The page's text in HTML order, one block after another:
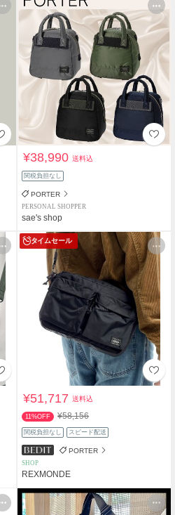
¥38,990送料込
関税負担なし
PORTER
PERSONAL SHOPPER
sae's shop
タイムセール
¥51,717送料込
11%OFF ¥58,156
関税負担なし スピード配送
PORTER
SHOP
REXMONDE